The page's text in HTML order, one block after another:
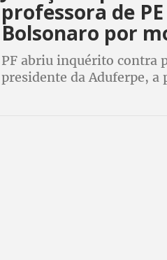
professora de
Bolsonaro por
PF abriu inquérito contra
presidente da Aduferpe,